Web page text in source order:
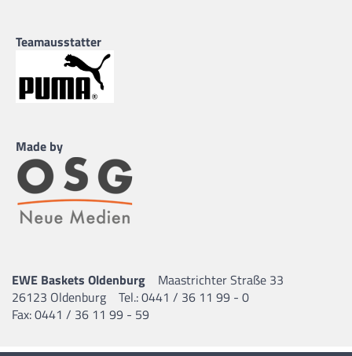
Teamausstatter
Made by
EWE Baskets Oldenburg
Maastrichter Straße 33
26123 Oldenburg
Tel.: 0441 / 36 11 99 - 0
Fax: 0441 / 36 11 99 - 59